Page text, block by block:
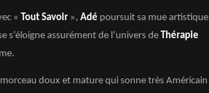
« Tout Savoir », Adé poursuit sa mue artistique
s’éloigne assurément de l’univers de Thérapie
doux et mature qui sonne très Américain